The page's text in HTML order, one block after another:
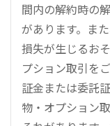
間内の解約時の
があります。ま
損失が生じるお
プション取引を
証金または委託
物・オプション